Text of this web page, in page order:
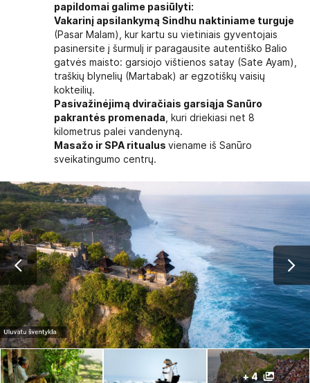
papildomai galime pasiūlyti:
Vakarinį apsilankymą Sindhu naktiniame turguje
(Pasar Malam), kur kartu su vietiniais gyventojais
pasinersite į šurmulį ir paragausite autentiško Balio
gatvės maisto: garsiojo vištienos satay (Sate Ayam),
traškių blynelių (Martabak) ar egzotiškų vaisių
kokteilių.
Pasivažinėjimą dviračiais garsiąja Sanūro
pakrantės promenada , kuri driekiasi net 8
kilometrus palei vandenyną.
Masažo ir SPA ritualus viename iš Sanūro
sveikatingumo centrų.
+ 4